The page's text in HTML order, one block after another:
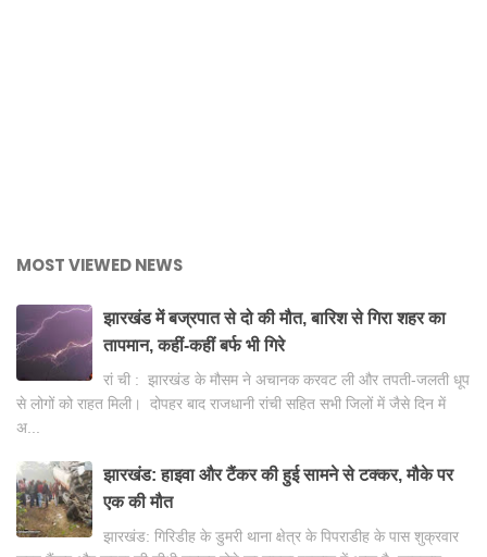
MOST VIEWED NEWS
झारखंड में बज्रपात से दो की मौत, बारिश से गिरा शहर का
तापमान, कहीं-कहीं बर्फ भी गिरे
रां ची : झारखंड के मौसम ने अचानक करवट ली और तपती-जलती धूप
से लोगों को राहत मिली। दोपहर बाद राजधानी रांची सहित सभी जिलों में जैसे दिन में
अ...
झारखंड: हाइवा और टैंकर की हुई सामने से टक्कर, मौके पर
एक की मौत
झारखंड: गिरिडीह के डुमरी थाना क्षेत्र के पिपराडीह के पास शुक्रवार